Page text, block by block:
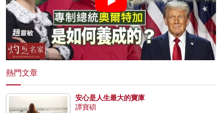
熱門文章
安心是人生最大的寶庫
譚寶碩